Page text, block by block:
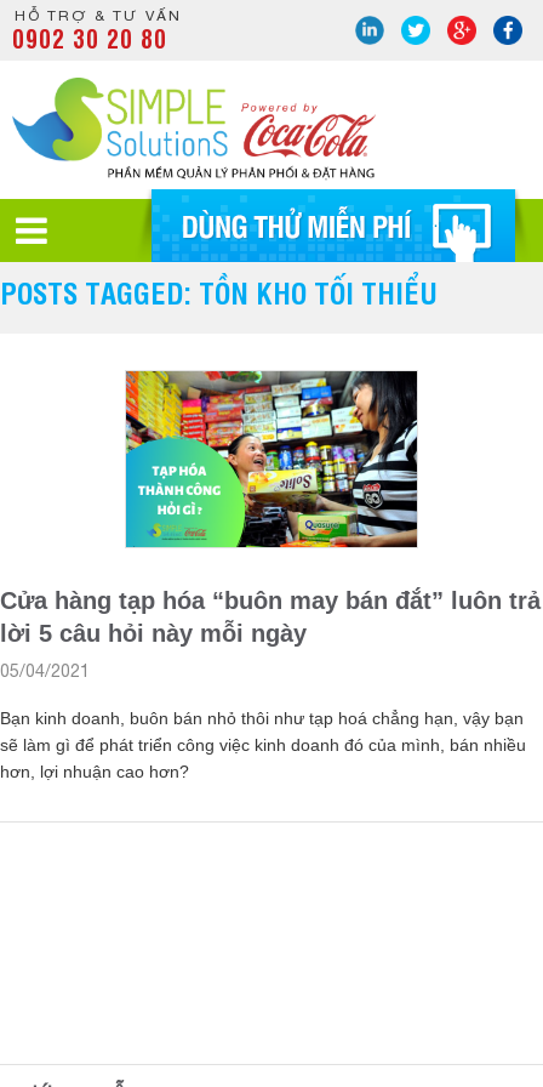
HỖ TRỢ & TƯ VẤN
0902 30 20 80
POSTS TAGGED: TỒN KHO TỐI THIỂU
Cửa hàng tạp hóa “buôn may bán đắt” luôn trả
lời 5 câu hỏi này mỗi ngày
05/04/2021
Bạn kinh doanh, buôn bán nhỏ thôi như tạp hoá chẳng hạn, vậy bạn
sẽ làm gì để phát triển công việc kinh doanh đó của mình, bán nhiều
hơn, lợi nhuận cao hơn?